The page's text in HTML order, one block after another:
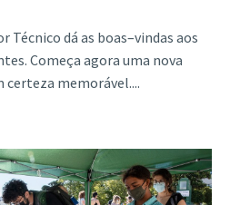
Técnico dá as boas–vindas aos
Começa agora uma nova
certeza memorável....